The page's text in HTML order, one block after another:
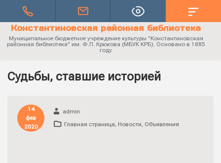
Константиновская районная библиотека
Муниципальное бюджетное учреждение культуры "Константиновская
районная библиотека" им. Ф.П. Крюкова (МБУК КРБ). Основано в 1885
году
Судьбы, ставшие историей
14
фев
2020
admin
Главная страница, Новости, Объявления